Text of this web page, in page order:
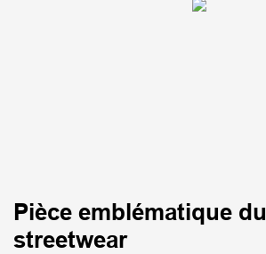
Pièce emblématique du
streetwear